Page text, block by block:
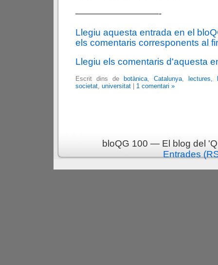
—————————-
Llegiu aquesta entrada en el
els comentaris corresponents al
Llegiu els comentaris d'aquesta
Escrit dins de botànica, Catalunya,
lectures,
societat, universitat 1 comentari »
bloQG 100 — El blog del
Entrades